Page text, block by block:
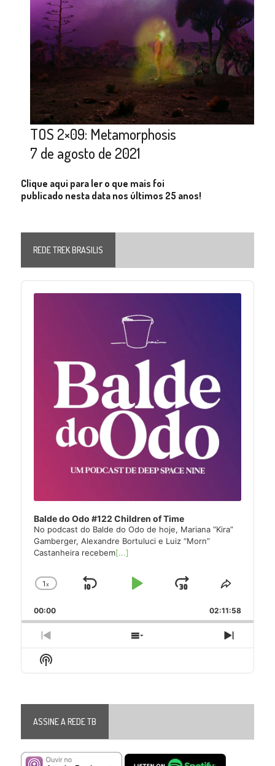
TOS 2×09: Metamorphosis
7 de agosto de 2021
Clique aqui para ler o que mais foi
publicado nesta data nos últimos 25 anos!
REDE TREK BRASILIS
Audio
Player
Balde do Odo #122 Children of Time
No podcast do Balde do Odo de hoje, Mariana “Kira”
Gamberger, Alexandre Bortuluci e Luiz “Morn”
Castanheira recebem[...]
Change
Rate
1x
Skip
Play
Jump
Forward
Share
Episode
00:00 02:11:58
Previous
Episode
Show
Episodes
Next
Episode
Show
Podcast
ASSINE A REDE TB